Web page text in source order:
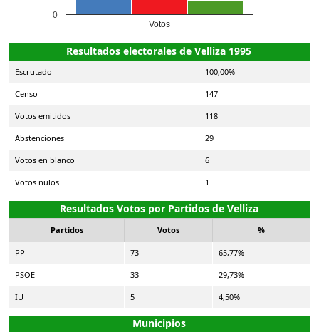
Votos
0
Resultados electorales de Velliza 1995
Escrutado 100,00%
Censo 147
Votos emitidos 118
Abstenciones 29
Votos en blanco 6
Votos nulos 1
Resultados Votos por Partidos de Velliza
Partidos Votos %
PP 73 65,77%
PSOE 33 29,73%
IU 5 4,50%
Municipios